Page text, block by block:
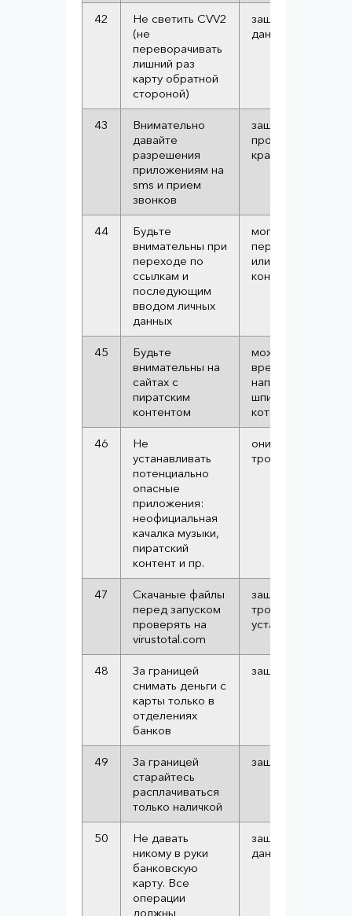
42
Не светить CVV2
(не
переворачивать
лишний раз
карту обратной
стороной)
защита от кражи
данных карты
43
Внимательно
давайте
разрешения
приложениям на
sms и прием
звонков
защита от
программ,
крадут данные
44
Будьте
внимательны при
переходе по
ссылкам и
последующим
вводом личных
данных
могут украсть
персональные
или узнать
контрольные
45
Будьте
внимательны на
сайтах с
пиратским
контентом
можно
вредоносное ПО,
например на
шпионские
которые крадут
46
Не
устанавливать
потенциально
опасные
приложения:
неофициальная
качалка музыки,
пиратский
контент и пр.
они могут
трояны
47
Скачаные файлы
перед запуском
проверять на
virustotal.com
защита от
троянов. Можно
установить
48
За границей
снимать деньги с
карты только в
отделениях
банков
защита от
49
За границей
старайтесь
расплачиваться
только наличкой
защита от
50
Не давать
никому в руки
банковскую
карту. Все
операции
должны
защита от кражи
данных карты